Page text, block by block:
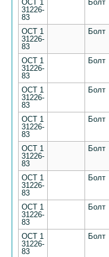
ОСТ 1
31226-
83
Болт
ОСТ 1
31226-
83
Болт
ОСТ 1
31226-
83
Болт
ОСТ 1
31226-
83
Болт
ОСТ 1
31226-
83
Болт
ОСТ 1
31226-
83
Болт
ОСТ 1
31226-
83
Болт
ОСТ 1
31226-
83
Болт
ОСТ 1
31226-
83
Болт